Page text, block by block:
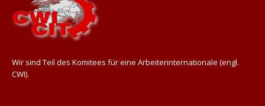
Wir sind Teil des Komitees für eine Arbeiterinternationale (engl.
CWI).